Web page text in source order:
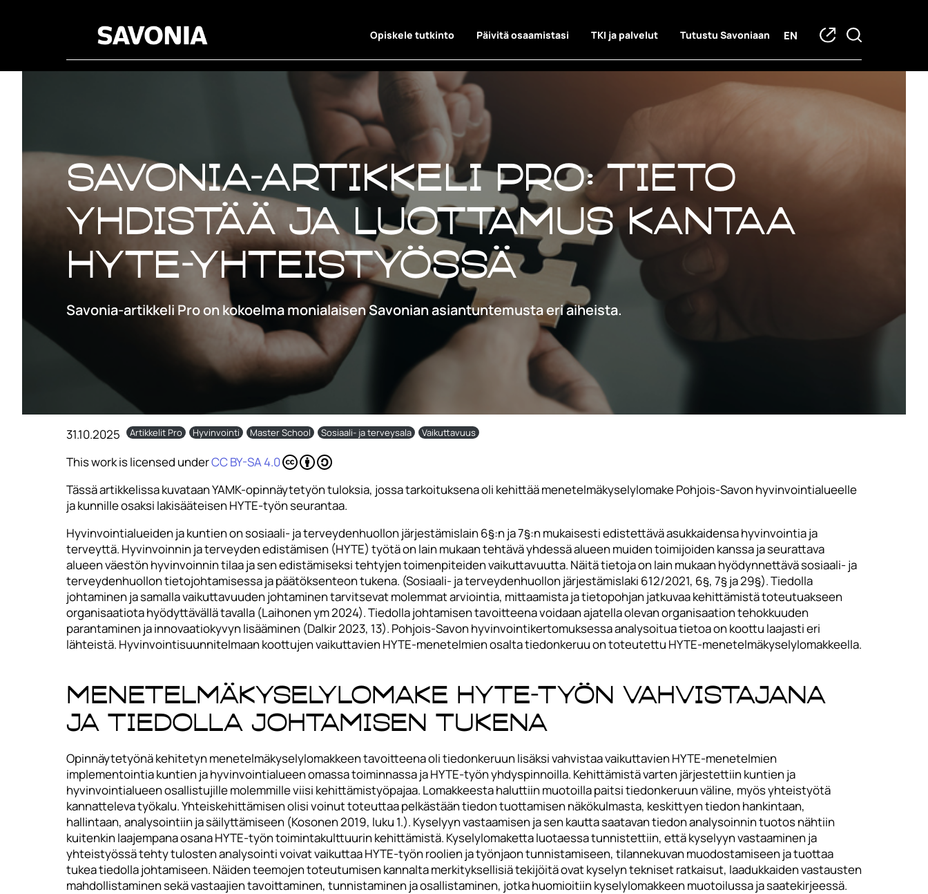
Opiskele tutkinto Päivitä osaamistasi TKI ja palvelut Tutustu Savoniaan EN
Savonia-artikkeli Pro: Tieto
yhdistää ja luottamus kantaa
HYTE-yhteistyössä
Savonia-artikkeli Pro on kokoelma monialaisen Savonian asiantuntemusta eri aiheista.
31.10.2025 Artikkelit Pro Hyvinvointi Master School Sosiaali- ja terveysala Vaikuttavuus
This work is licensed underCC BY-SA 4.0
Tässä artikkelissa kuvataan YAMK-opinnäytetyön tuloksia, jossa tarkoituksena oli kehittää menetelmäkyselylomake Pohjois-Savon hyvinvointialueelle
ja kunnille osaksi lakisääteisen HYTE-työn seurantaa.
Hyvinvointialueiden ja kuntien on sosiaali- ja terveydenhuollon järjestämislain 6§:n ja 7§:n mukaisesti edistettävä asukkaidensa hyvinvointia ja
terveyttä. Hyvinvoinnin ja terveyden edistämisen (HYTE) työtä on lain mukaan tehtävä yhdessä alueen muiden toimijoiden kanssa ja seurattava
alueen väestön hyvinvoinnin tilaa ja sen edistämiseksi tehtyjen toimenpiteiden vaikuttavuutta. Näitä tietoja on lain mukaan hyödynnettävä sosiaali- ja
terveydenhuollon tietojohtamisessa ja päätöksenteon tukena. (Sosiaali- ja terveydenhuollon järjestämislaki 612/2021, 6§, 7§ ja 29§). Tiedolla
johtaminen ja samalla vaikuttavuuden johtaminen tarvitsevat molemmat arviointia, mittaamista ja tietopohjan jatkuvaa kehittämistä toteutuakseen
organisaatiota hyödyttävällä tavalla (Laihonen ym 2024). Tiedolla johtamisen tavoitteena voidaan ajatella olevan organisaation tehokkuuden
parantaminen ja innovaatiokyvyn lisääminen (Dalkir 2023, 13). Pohjois-Savon hyvinvointikertomuksessa analysoitua tietoa on koottu laajasti eri
lähteistä. Hyvinvointisuunnitelmaan koottujen vaikuttavien HYTE-menetelmien osalta tiedonkeruu on toteutettu HYTE-menetelmäkyselylomakkeella.
Menetelmäkyselylomake HYTE-työn vahvistajana
ja tiedolla johtamisen tukena
Opinnäytetyönä kehitetyn menetelmäkyselylomakkeen tavoitteena oli tiedonkeruun lisäksi vahvistaa vaikuttavien HYTE-menetelmien
implementointia kuntien ja hyvinvointialueen omassa toiminnassa ja HYTE-työn yhdyspinnoilla. Kehittämistä varten järjestettiin kuntien ja
hyvinvointialueen osallistujille molemmille viisi kehittämistyöpajaa. Lomakkeesta haluttiin muotoilla paitsi tiedonkeruun väline, myös yhteistyötä
kannatteleva työkalu. Yhteiskehittämisen olisi voinut toteuttaa pelkästään tiedon tuottamisen näkökulmasta, keskittyen tiedon hankintaan,
hallintaan, analysointiin ja säilyttämiseen (Kosonen 2019, luku 1.). Kyselyyn vastaamisen ja sen kautta saatavan tiedon analysoinnin tuotos nähtiin
kuitenkin laajempana osana HYTE-työn toimintakulttuurin kehittämistä. Kyselylomaketta luotaessa tunnistettiin, että kyselyyn vastaaminen ja
yhteistyössä tehty tulosten analysointi voivat vaikuttaa HYTE-työn roolien ja työnjaon tunnistamiseen, tilannekuvan muodostamiseen ja tuottaa
tukea tiedolla johtamiseen. Näiden teemojen toteutumisen kannalta merkityksellisiä tekijöitä ovat kyselyn tekniset ratkaisut, laadukkaiden vastausten
mahdollistaminen sekä vastaajien tavoittaminen, tunnistaminen ja osallistaminen, jotka huomioitiin kyselylomakkeen muotoilussa ja saatekirjeessä.